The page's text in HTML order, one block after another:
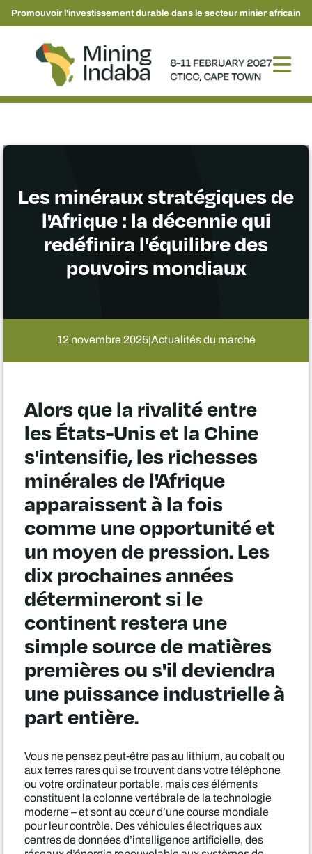
Promouvoir l'investissement durable dans le secteur minier africain
Les minéraux stratégiques de
l'Afrique : la décennie qui
redéfinira l'équilibre des
pouvoirs mondiaux
12 novembre 2025|Actualités du marché
Alors que la rivalité entre
les États-Unis et la Chine
s'intensifie, les richesses
minérales de l'Afrique
apparaissent à la fois
comme une opportunité et
un moyen de pression. Les
dix prochaines années
détermineront si le
continent restera une
simple source de matières
premières ou s'il deviendra
une puissance industrielle à
part entière.
Vous ne pensez peut-être pas au lithium, au cobalt ou
aux terres rares qui se trouvent dans votre téléphone
ou votre ordinateur portable, mais ces éléments
constituent la colonne vertébrale de la technologie
moderne – et sont au cœur d’une course mondiale
pour leur contrôle. Des véhicules électriques aux
centres de données d’intelligence artificielle, des